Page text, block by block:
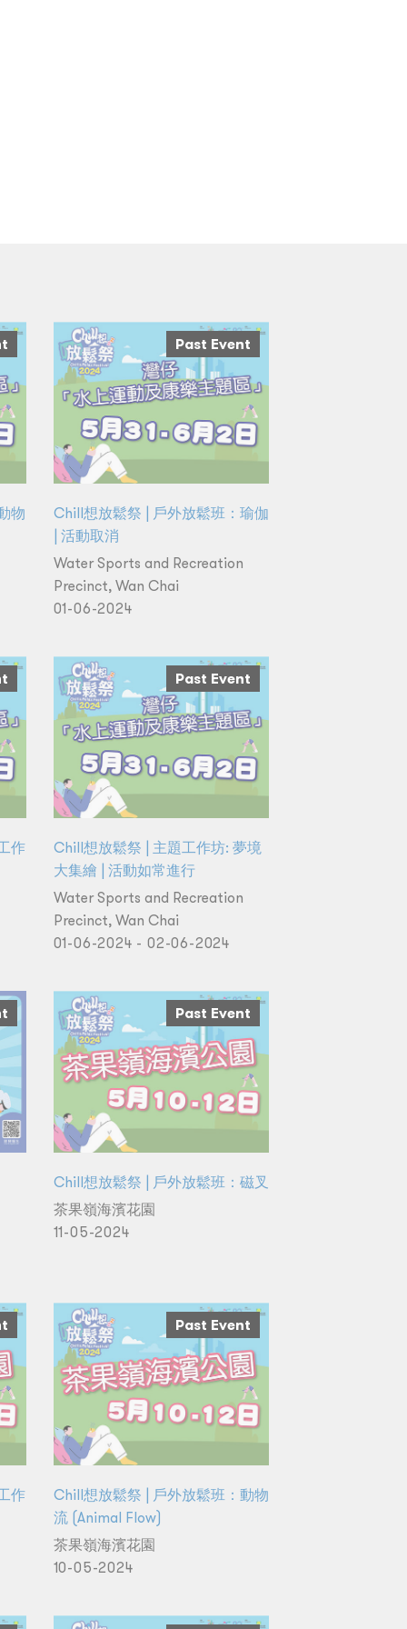
物
Past Event
Chill想放鬆祭 | 戶外放鬆班：瑜伽
| 活動取消
Water Sports and Recreation
Precinct, Wan Chai
01-06-2024
作
Past Event
Chill想放鬆祭 | 主題工作坊: 夢境
大集繪 | 活動如常進行
Water Sports and Recreation
Precinct, Wan Chai
01-06-2024 - 02-06-2024
Past Event
Chill想放鬆祭 | 戶外放鬆班：磁叉
茶果嶺海濱花園
11-05-2024
作
Past Event
Chill想放鬆祭 | 戶外放鬆班：動物
流 (Animal Flow)
茶果嶺海濱花園
10-05-2024